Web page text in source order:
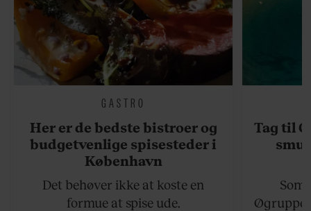
GASTRO
Her er de bedste bistroer og
budgetvenlige spisesteder i
København
Det behøver ikke at koste en
formue at spise ude.
Tag til